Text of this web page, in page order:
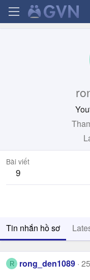
Bài viết
9
Tin nhắn hồ sơ
R rong_den1089